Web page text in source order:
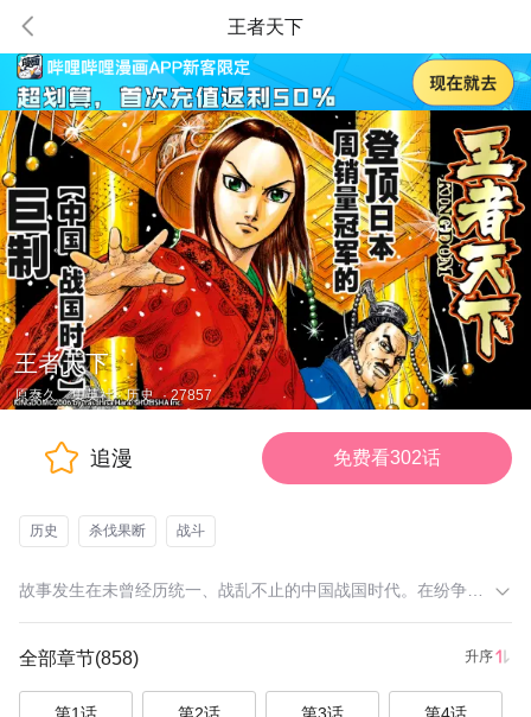
王者天下
王者天下
原泰久、集英社·历史 ·27857
追漫 免费看302话
历史 杀伐果断 战斗
全部章节(858) 升序